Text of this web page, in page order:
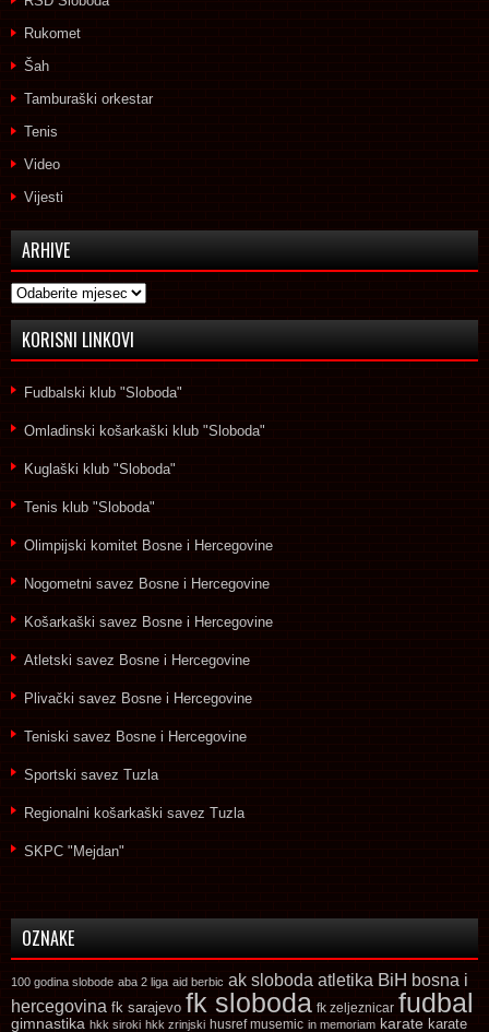
Rukomet
Šah
Tamburaški orkestar
Tenis
Video
Vijesti
ARHIVE
Arhive
KORISNI LINKOVI
Fudbalski klub "Sloboda"
Omladinski košarkaški klub "Sloboda"
Kuglaški klub "Sloboda"
Tenis klub "Sloboda"
Olimpijski komitet Bosne i Hercegovine
Nogometni savez Bosne i Hercegovine
Košarkaški savez Bosne i Hercegovine
Atletski savez Bosne i Hercegovine
Plivački savez Bosne i Hercegovine
Teniski savez Bosne i Hercegovine
Sportski savez Tuzla
Regionalni košarkaški savez Tuzla
SKPC "Mejdan"
OZNAKE
100 godina slobode aba 2 liga aid berbic ak sloboda atletika BiH bosna i
hercegovina fk sarajevo fk sloboda fk zeljeznicar fudbal
gimnastika hkk siroki hkk zrinjski husref musemic in memoriam karate karate